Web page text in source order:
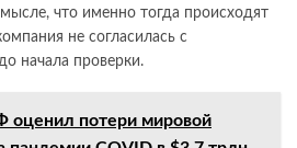
что именно тогда происходят
не согласилась с
начала проверки.
оценил потери мировой